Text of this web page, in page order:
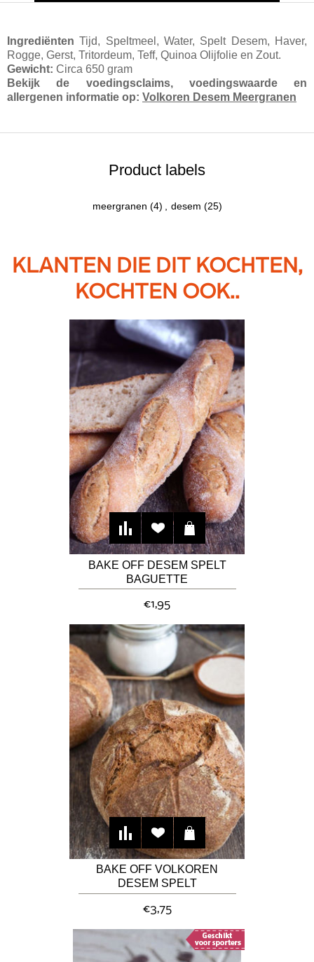
Ingrediënten Tijd, Speltmeel, Water, Spelt Desem, Haver,
Rogge, Gerst, Tritordeum, Teff, Quinoa Olijfolie en Zout.
Gewicht: Circa 650 gram
Bekijk de voedingsclaims, voedingswaarde en
allergenen informatie op: Volkoren Desem Meergranen
Product labels
meergranen (4) desem (25)
KLANTEN DIE DIT KOCHTEN,
KOCHTEN OOK..
BAKE OFF DESEM SPELT
BAGUETTE
€1,95
BAKE OFF VOLKOREN
DESEM SPELT
ROGGEBROOD
"GULICKERLAND"
€3,75